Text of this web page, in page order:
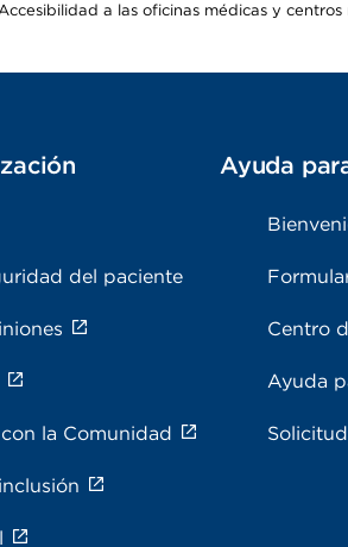
a las oficinas médicas y
del paciente
la Comunidad
Ayuda
Centro
Ayuda